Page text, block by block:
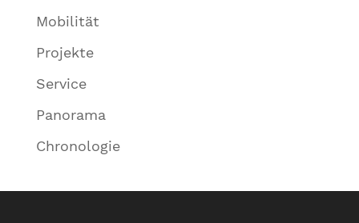
Mobilität
Projekte
Service
Panorama
Chronologie